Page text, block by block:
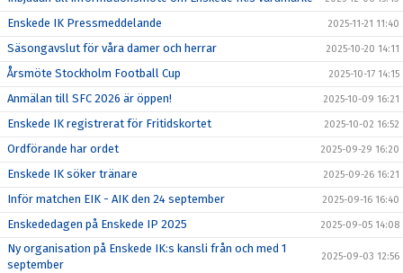
Enskede IK Pressmeddelande 2025-11-21 11:40
Säsongavslut för våra damer och herrar 2025-10-20 14:11
Årsmöte Stockholm Football Cup 2025-10-17 14:15
Anmälan till SFC 2026 är öppen! 2025-10-09 16:21
Enskede IK registrerat för Fritidskortet 2025-10-02 16:52
Ordförande har ordet 2025-09-29 16:20
Enskede IK söker tränare 2025-09-26 16:21
Inför matchen EIK - AIK den 24 september 2025-09-16 16:40
Enskededagen på Enskede IP 2025 2025-09-05 14:08
Ny organisation på Enskede IK:s kansli från och med 1
september
2025-09-03 12:56